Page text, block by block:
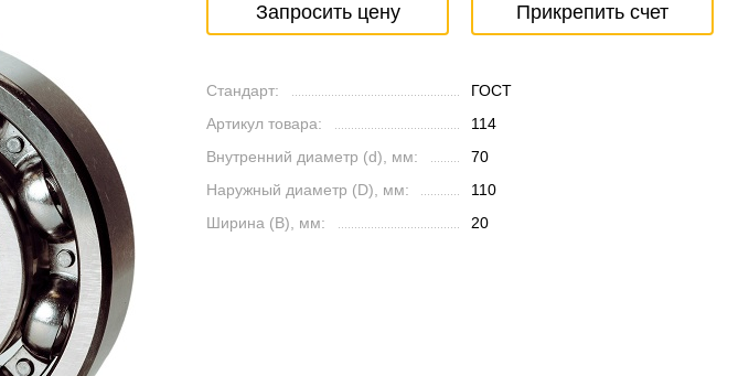
Запросить цену Прикрепить счет
Стандарт:
ГОСТ
Артикул товара:
114
Внутренний диаметр (d), мм:
70
Наружный диаметр (D), мм:
110
Ширина (B), мм:
20